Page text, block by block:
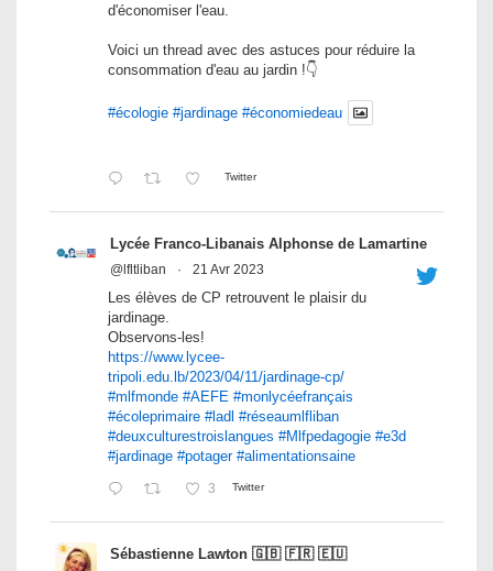
d'économiser l'eau.
Voici un thread avec des astuces pour réduire la
consommation d'eau au jardin !👇
#écologie #jardinage #économiedeau
Twitter
Lycée Franco-Libanais Alphonse de Lamartine
@lfltliban · 21 Avr 2023
Les élèves de CP retrouvent le plaisir du
jardinage.
Observons-les!
https://www.lycee-
tripoli.edu.lb/2023/04/11/jardinage-cp/
#mlfmonde #AEFE #monlycéefrançais
#écoleprimaire #ladl #réseaumlfliban
#deuxculturestroislangues #Mlfpedagogie #e3d
#jardinage #potager #alimentationsaine
3 Twitter
Sébastienne Lawton 🇬🇧 🇫🇷 🇪🇺